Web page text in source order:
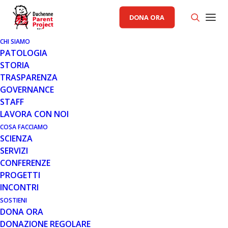
DONA ORA
CHI SIAMO
PATOLOGIA
STORIA
TRASPARENZA
GOVERNANCE
STAFF
LAVORA CON NOI
COSA FACCIAMO
SCIENZA
SERVIZI
CONFERENZE
PROGETTI
INCONTRI
SOSTIENI
DONA ORA
DONAZIONE REGOLARE
COMUNICATI STAMPA PP
29 NOV 2007
COMUNICATO 29.11.07
Ufficiali Giudiziari di Roma: